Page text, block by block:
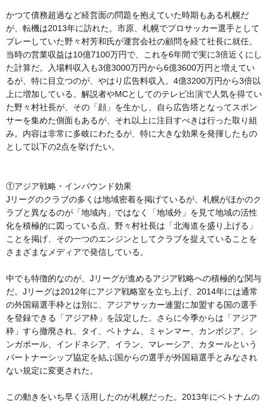
かつて債務超過など経営面の問題を抱えていた時期もある札幌だ
が、転機は2013年に訪れた。市原、札幌でプロサッカー選手として
プレーしていた野々村芳和氏が運営会社の顧問を経て社長に就任。
当時の営業収益は10億7100万円で、これを6年間で実に3倍近くにし
た計算だ。入場料収入も3億3000万円から6億3600万円と増えてい
るが、特に目立つのが、やはり広告料収入。4億3200万円から3倍以
上に増加している。解説者やMCとしてのテレビ出演で人気を得てい
た野々村社長が、その「顔」を生かし、自ら広告塔となってスポン
サーを集めた側面もあるが、それ以上に注目すべきは行った取り組
み。内容は非常に多岐にわたるが、特に大きな効果を発揮したもの
として以下の2点を挙げたい。
①アジア戦略・インバウンド効果
Jリーグのクラブの多くは地域密着を掲げているが、札幌がほかのク
ラブと異なるのが「地域内」ではなく「地域外」を見て地域の活性
化を積極的に図っている点。野々村社長は「北海道を盛り上げる」
ことを掲げ、その一つのエンジンとしてクラブを捉えていることを
さまざまなメディアで発信している。
中でも特徴的なのが、Jリーグが進めるアジア戦略への積極的な関与
だ。Jリーグは2012年にアジア戦略室を立ち上げ、2014年には通常
の外国籍選手枠とは別に、アジアサッカー連盟に加盟する国の選手
を登録できる「アジア枠」を設定した。さらに今季からは「アジア
枠」すら撤廃され、タイ、ベトナム、ミャンマー、カンボジア、シ
ンガポール、インドネシア、イラン、マレーシア、カタールという
パートナーシップ協定を結ぶ国からの選手が外国籍選手とみなされ
ない規定に変更された。
この動きをいち早く活用したのが札幌だった。2013年にベトナムの